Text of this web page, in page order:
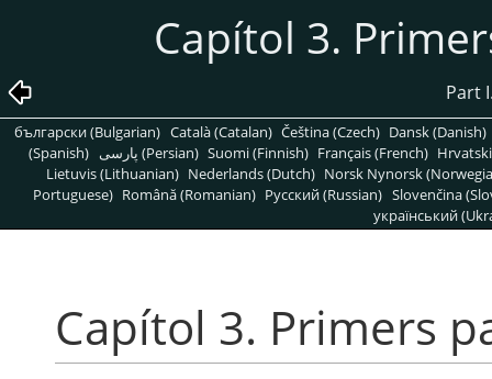
Capítol 3.
Part
български (Bulgarian) Català (Catalan) Čeština (Czech) Dansk (Danish)
(Spanish)
پارسی (Persian) Suomi (Finnish) Français (French)
Lietuvis (Lithuanian) Nederlands (Dutch) Norsk Nynorsk
Portuguese) Română (Romanian) Pусский (Russian) Slovenčina
український
Capítol 3. Primers